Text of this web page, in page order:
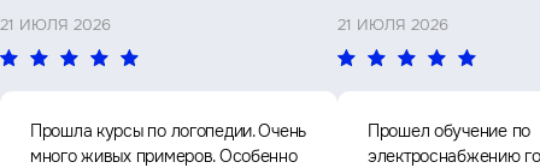
21 ИЮЛЯ 2026
Прошла курсы по логопедии. Очень
много живых примеров. Особенно
21 ИЮЛЯ 2026
Прошел обучение по
электроснабжению